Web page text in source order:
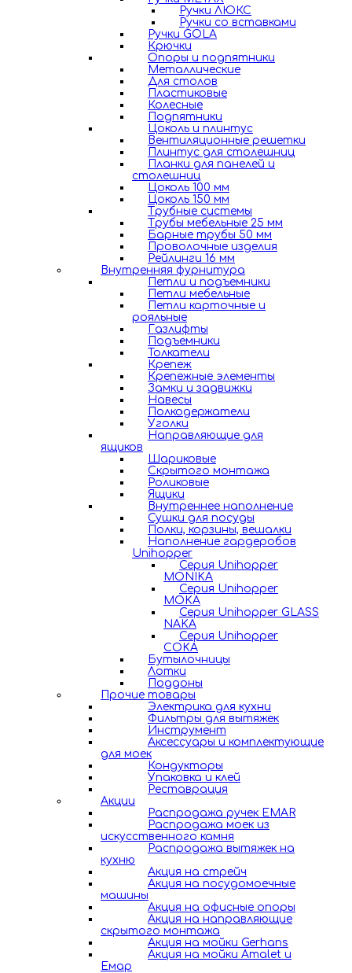
Ручки ЛЮКС
Ручки со вставками
Ручки GOLA
Крючки
Опоры и подпятники
Металлические
Для столов
Пластиковые
Колесные
Подпятники
Цоколь и плинтус
Вентиляционные решетки
Плинтус для столешниц
Планки для панелей и
столешниц
Цоколь 100 мм
Цоколь 150 мм
Трубные системы
Трубы мебельные 25 мм
Барные трубы 50 мм
Проволочные изделия
Рейлинги 16 мм
Внутренняя фурнитура
Петли и подъемники
Петли мебельные
Петли карточные и
рояльные
Газлифты
Подъемники
Толкатели
Крепеж
Крепежные элементы
Замки и задвижки
Навесы
Полкодержатели
Уголки
Направляющие для
ящиков
Шариковые
Скрытого монтажа
Роликовые
Ящики
Внутреннее наполнение
Сушки для посуды
Полки, корзины, вешалки
Наполнение гардеробов
Unihopper
Серия Unihopper
MONIKA
Серия Unihopper
MOKA
Серия Unihopper GLASS
NAKA
Серия Unihopper
COKA
Бутылочницы
Лотки
Поддоны
Прочие товары
Электрика для кухни
Фильтры для вытяжек
Инструмент
Аксессуары и комплектующие
для моек
Кондукторы
Упаковка и клей
Реставрация
Акции
Распродажа ручек EMAR
Распродажа моек из
искусственного камня
Распродажа вытяжек на
кухню
Акция на стрейч
Акция на посудомоечные
машины
Акция на офисные опоры
Акция на направляющие
скрытого монтажа
Акция на мойки Gerhans
Акция на мойки Amalet и
Емар